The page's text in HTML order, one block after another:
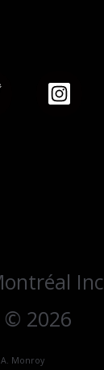
Inc
2026
Monroy